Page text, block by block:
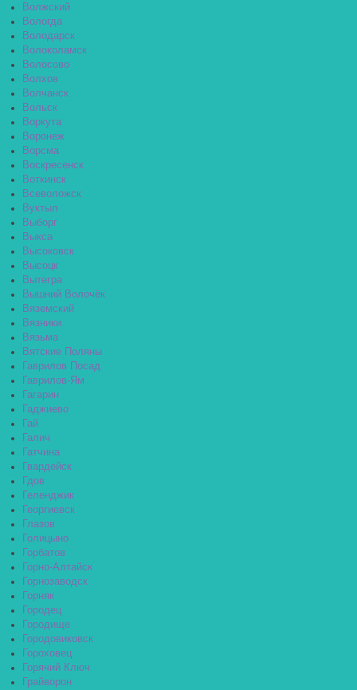
Волжский
Вологда
Володарск
Волоколамск
Волосово
Волхов
Волчанск
Вольск
Воркута
Воронеж
Ворсма
Воскресенск
Воткинск
Всеволожск
Вуктыл
Выборг
Выкса
Высоковск
Высоцк
Вытегра
Вышний Волочёк
Вяземский
Вязники
Вязьма
Вятские Поляны
Гаврилов Посад
Гаврилов-Ям
Гагарин
Гаджиево
Гай
Галич
Гатчина
Гвардейск
Гдов
Геленджик
Георгиевск
Глазов
Голицыно
Горбатов
Горно-Алтайск
Горнозаводск
Горняк
Городец
Городище
Городовиковск
Гороховец
Горячий Ключ
Грайворон